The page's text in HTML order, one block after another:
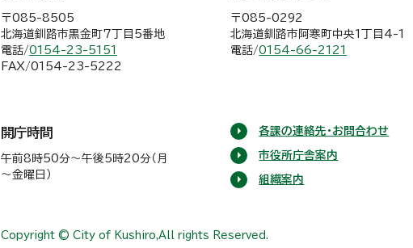
〒085-8505
北海道釧路市黒金町7丁目5番地
電話/0154-23-5151
FAX/0154-23-5222
〒085-0292
北海道釧路市阿寒町中央1丁目4-1
電話/0154-66-2121
開庁時間
午前8時50分～午後5時20分（月
～金曜日）
各課の連絡先・お問合わせ
市役所庁舎案内
組織案内
Copyright © City of Kushiro,All rights Reserved.